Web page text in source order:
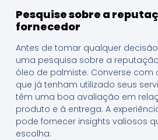
Pesquise sobre a
fornecedor
Antes de tomar qualquer
uma pesquisa sobre a
óleo de palmiste. Converse com
que já tenham utilizado seus
têm uma boa avaliação em
produto e à entrega. A
pode fornecer insights valiosos
escolha.